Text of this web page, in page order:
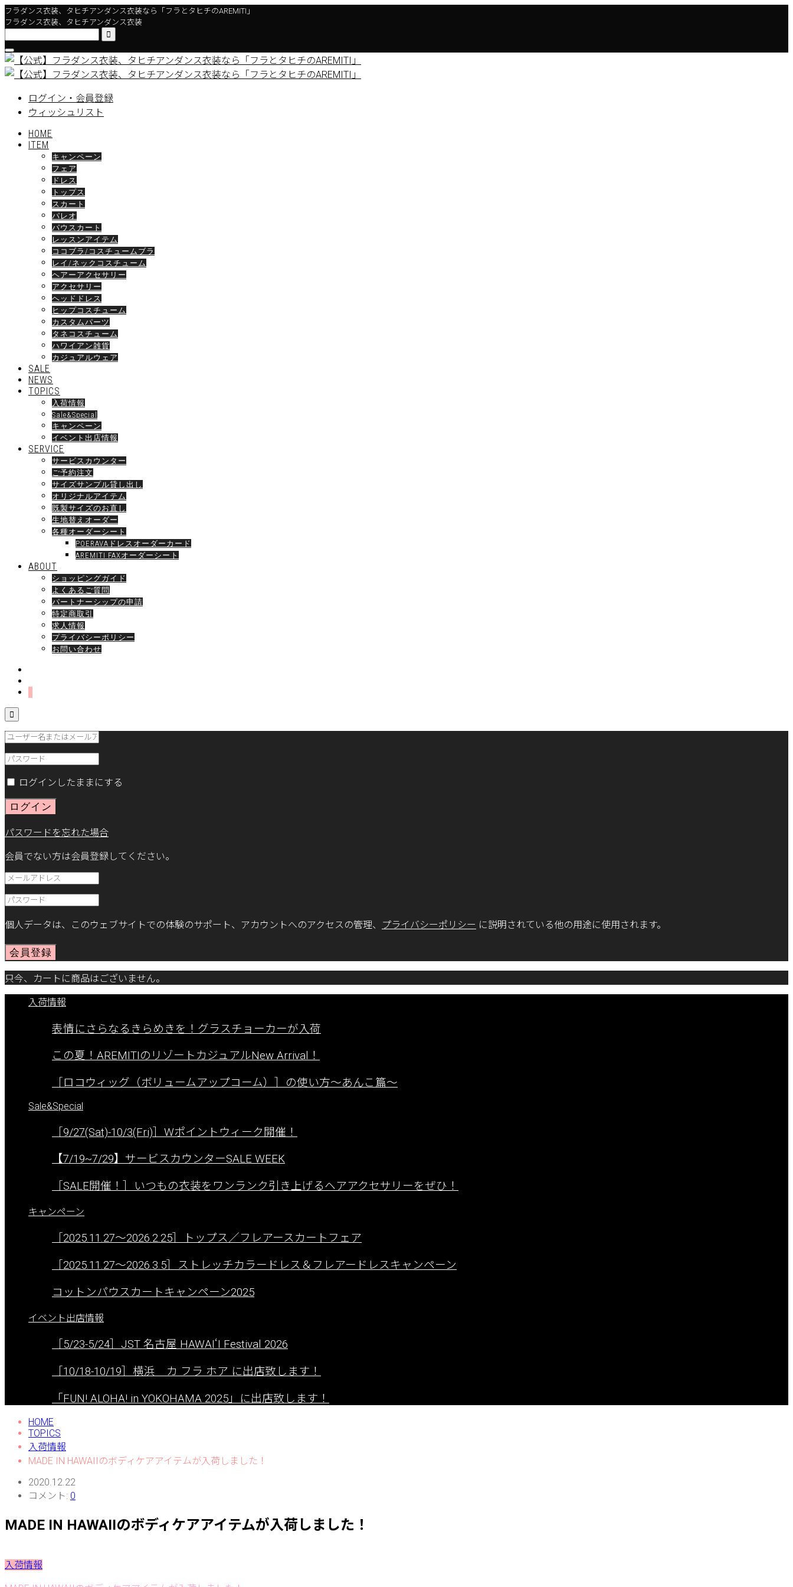
フラダンス衣装、タヒチアンダンス衣装なら「フラとタヒチのAREMITI」
フラダンス衣装、タヒチアンダンス衣装

ログイン・会員登録
ウィッシュリスト
HOME
ITEM
キャンペーン
フェア
ドレス
トップス
スカート
パレオ
パウスカート
レッスンアイテム
ココブラ/コスチュームブラ
レイ/ネックコスチューム
ヘアーアクセサリー
アクセサリー
ヘッドドレス
ヒップコスチューム
カスタムパーツ
タネコスチューム
ハワイアン雑貨
カジュアルウェア
SALE
NEWS
TOPICS
入荷情報
Sale&Special
キャンペーン
イベント出店情報
SERVICE
サービスカウンター
ご予約注文
サイズサンプル貸し出し
オリジナルアイテム
既製サイズのお直し
生地替えオーダー
各種オーダーシート
POERAVAドレスオーダーカード
AREMITI FAXオーダーシート
ABOUT
ショッピングガイド
よくあるご質問
パートナーシップの申請
特定商取引
求人情報
プライバシーポリシー
お問い合わせ

ログインしたままにする
ログイン
パスワードを忘れた場合
会員でない方は会員登録してください。
個人データは、このウェブサイトでの体験のサポート、アカウントへのアクセスの管理、 プライバシーポリシー に説明されている他の用途に使用されます。
会員登録
只今、カートに商品はございません。
入荷情報
表情にさらなるきらめきを！グラスチョーカーが入荷
この夏！AREMITIのリゾートカジュアルNew Arrival！
［ロコウィッグ（ボリュームアップコーム）］の使い方〜あんこ篇〜
Sale&Special
［9/27(Sat)-10/3(Fri)］Wポイントウィーク開催！
【7/19~7/29】サービスカウンターSALE WEEK
［SALE開催！］いつもの衣装をワンランク引き上げるヘアアクセサリーをぜひ！
キャンペーン
［2025.11.27〜2026.2.25］トップス／フレアースカートフェア
［2025.11.27〜2026.3.5］ストレッチカラードレス＆フレアードレスキャンペーン
コットンパウスカートキャンペーン2025
イベント出店情報
［5/23-5/24］JST 名古屋 HAWAIʻI Festival 2026
［10/18-10/19］横浜 カ フラ ホア に出店致します！
「FUN! ALOHA! in YOKOHAMA 2025」に出店致します！
HOME
TOPICS
入荷情報
MADE IN HAWAIIのボディケアアイテムが入荷しました！
2020.12.22
コメント: 0
MADE IN HAWAIIのボディケアアイテムが入荷しました！
入荷情報